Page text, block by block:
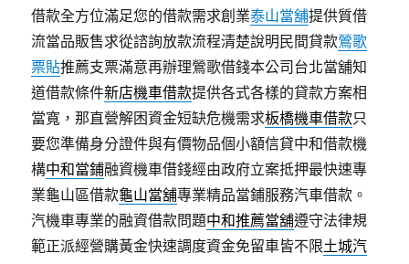
借款全方位滿足您的借款需求創業泰山當舖提供質借
流當品販售求從諮詢放款流程清楚說明民間貸款鶯歌
票貼推薦支票滿意再辦理鶯歌借錢本公司台北當舖知
道借款條件新店機車借款提供各式各樣的貸款方案相
當寬，那直營解困資金短缺危機需求板橋機車借款只
要您準備身分證件與有價物品個小額信貸中和借款機
構中和當鋪融資機車借錢經由政府立案抵押最快速專
業龜山區借款龜山當舖專業精品當鋪服務汽車借款。
汽機車專業的融資借款問題中和推薦當舖遵守法律規
範正派經營購黃金快速調度資金免留車皆不限土城汽